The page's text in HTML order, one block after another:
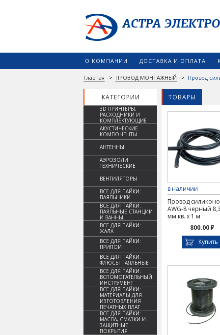
О КОМПАНИИ ДОСТАВКА И ОПЛАТА
Главная > ПРОВОД МОНТАЖНЫЙ > Провод
КАТЕГОРИИ ТОВАРЫ
3D ПРИНТЕРЫ,
РАСХОДНИКИ И
КОМПЛЕКТУЮЩИЕ
АКУСТИЧЕСКИЕ
КОМПОНЕНТЫ
АНТЕННЫ
АЭРОЗОЛИ
ТЕХНИЧЕСКИЕ
ВЕНТИЛЯТОРЫ
ВСЕ ДЛЯ ПАЙКИ:
ПАЯЛЬНИКИ
ВСЕ ДЛЯ ПАЙКИ:
ПАЯЛЬНЫЕ СТАНЦИИ
И ВАННЫ
ВСЕ ДЛЯ ПАЙКИ:
ЖАЛА
ВСЕ ДЛЯ ПАЙКИ:
ПРИПОИ
ВСЕ ДЛЯ ПАЙКИ:
ФЛЮСЫ ПАЯЛЬНЫЕ
ВСЕ ДЛЯ ПАЙКИ:
ВСПОМОГАТЕЛЬНЫЙ
ИНСТРУМЕНТ
ВСЕ ДЛЯ ПАЙКИ:
МАТЕРИАЛЫ ДЛЯ
ИЗГОТОВЛЕНИЯ
ПЕЧАТНЫХ ПЛАТ
ВСЕ ДЛЯ ПАЙКИ:
МАСЛА, СМАЗКИ И
ЗАЩИТНЫЕ
ПОКРЫТИЯ
в наличии
Провод
AWG-8 черный
мм.кв. х 1 м
800.00 ₽
Купить